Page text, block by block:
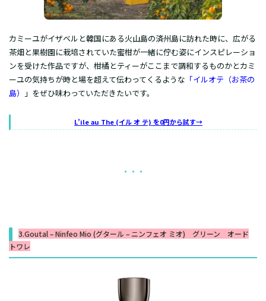
カミーユがイザベルと韓国にある火山島の済州島に訪れた時に、広がる
茶畑と果樹園に栽培されていた蜜柑が一緒に佇む姿にインスピレーショ
ンを受けた作品ですが、柑橘とティーがここまで調和するものかとカミ
ーユの気持ちが時と場を超えて伝わってくるような 「イルオテ（お茶の
島）
」 をぜひ味わっていただきたいです。
L’ile au The (イル オ テ) を0円から試す→
・・・
3.Goutal – Ninfeo Mio (グタール – ニンフェオ ミオ) グリーン オード
トワレ